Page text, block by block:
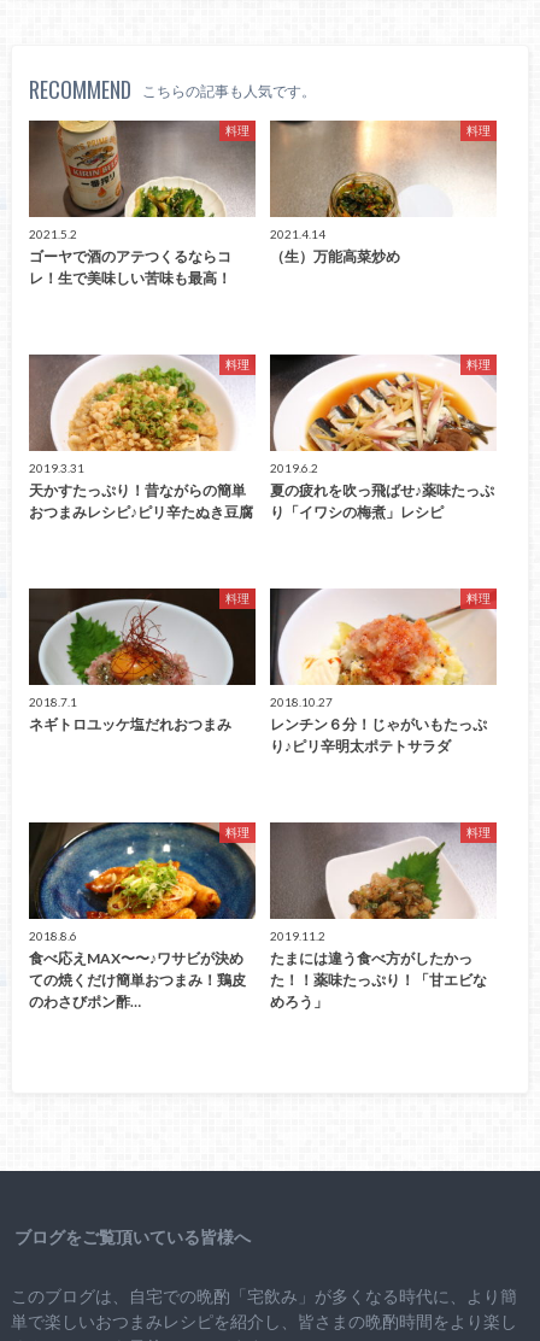
RECOMMEND こちらの記事も人気です。
料理
2021.5.2
ゴーヤで酒のアテつくるならコ
レ！生で美味しい苦味も最高！
料理
2021.4.14
（生）万能高菜炒め
料理
2019.3.31
天かすたっぷり！昔ながらの簡単
おつまみレシピ♪ピリ辛たぬき豆腐
料理
2019.6.2
夏の疲れを吹っ飛ばせ♪薬味たっぷ
り「イワシの梅煮」レシピ
料理
2018.7.1
ネギトロユッケ塩だれおつまみ
料理
2018.10.27
レンチン６分！じゃがいもたっぷ
り♪ピリ辛明太ポテトサラダ
料理
2018.8.6
食べ応えMAX〜〜♪ワサビが決め
ての焼くだけ簡単おつまみ！鶏皮
のわさびポン酢…
料理
2019.11.2
たまには違う食べ方がしたかっ
た！！薬味たっぷり！「甘エビな
めろう」
ブログをご覧頂いている皆様へ
このブログは、自宅での晩酌「宅飲み」が多くなる時代に、より簡
単で楽しいおつまみレシピを紹介し、皆さまの晩酌時間をより楽し